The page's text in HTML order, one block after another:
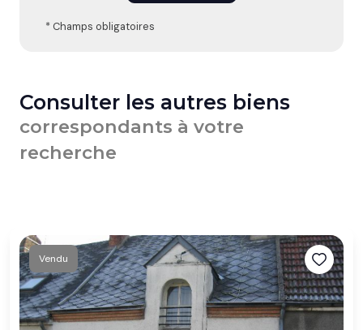
* Champs obligatoires
Consulter les autres biens
correspondants à votre
recherche
Vendu